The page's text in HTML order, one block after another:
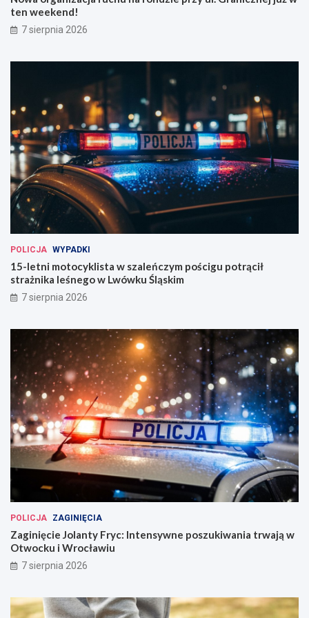
a
w
i
n
e
j
e
w
e
e
k
e
n
ten weekend!
7 sierpnia 2026
POLICJA WYPADKI
15-letni motocyklista w szaleńczym pościgu potrącił
strażnika leśnego w Lwówku Śląskim
7 sierpnia 2026
POLICJA ZAGINIĘCIA
Zaginięcie Jolanty Fryc: Intensywne poszukiwania trwają w
Otwocku i Wrocławiu
7 sierpnia 2026